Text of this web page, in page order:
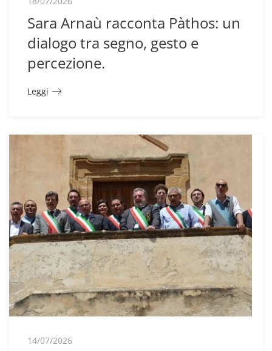
Sara Arnaù racconta Pàthos: un
dialogo tra segno, gesto e
percezione.
Leggi
14/07/2026